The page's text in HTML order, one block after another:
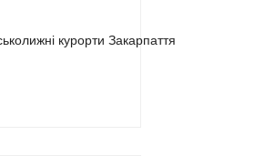
курорти Закарпаття